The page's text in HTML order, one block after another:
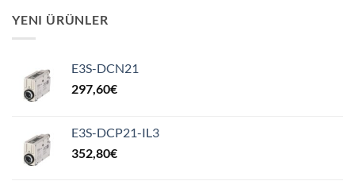
YENI ÜRÜNLER
E3S-DCN21
297,60€
E3S-DCP21-IL3
352,80€